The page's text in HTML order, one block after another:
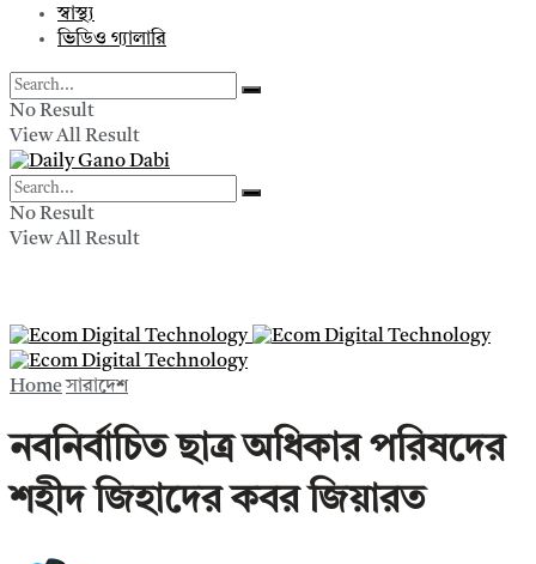
স্বাস্থ্য
ভিডিও গ্যালারি
No Result
View All Result
No Result
View All Result
Homeসারাদেশ
নবনির্বাচিত ছাত্র অধিকার পরিষদের
শহীদ জিহাদের কবর জিয়ারত